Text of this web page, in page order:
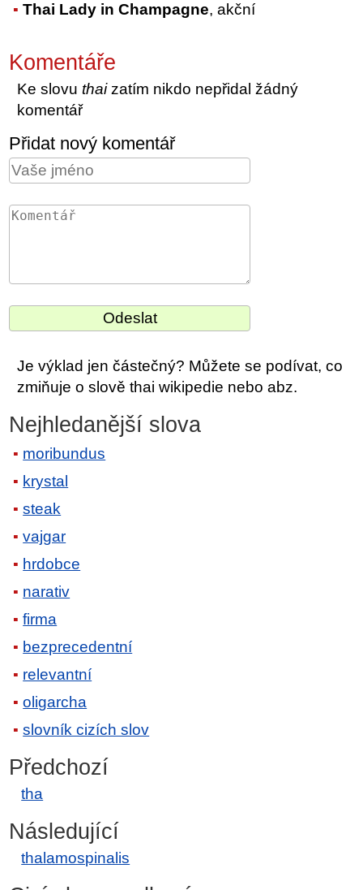
Thai Lady in Champagne, akční
Komentáře
Ke slovuthaizatím nikdo nepřidal žádný
komentář
Přidat nový komentář
Je výklad jen částečný? Můžete se podívat, co
zmiňuje o slově thai wikipedie nebo abz.
Nejhledanější slova
moribundus
krystal
steak
vajgar
hrdobce
narativ
firma
bezprecedentní
relevantní
oligarcha
slovník cizích slov
Předchozí
tha
Následující
thalamospinalis